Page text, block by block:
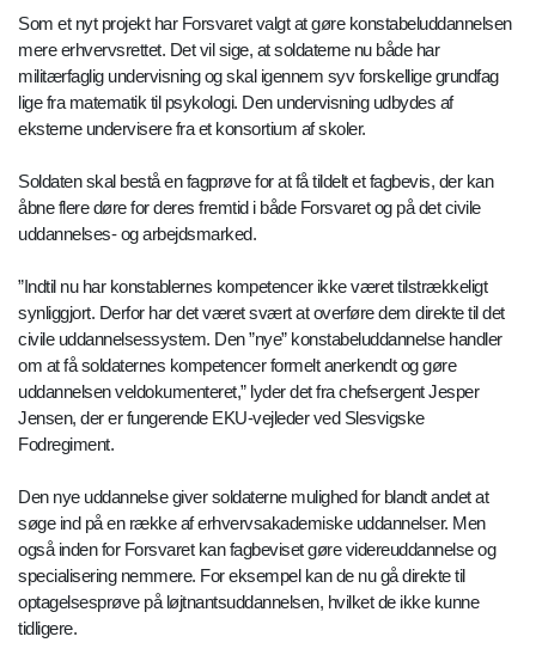
Som et nyt projekt har Forsvaret valgt at gøre konstabeluddannelsen
mere erhvervsrettet. Det vil sige, at soldaterne nu både har
militærfaglig undervisning og skal igennem syv forskellige grundfag
lige fra matematik til psykologi. Den undervisning udbydes af
eksterne undervisere fra et konsortium af skoler.
Soldaten skal bestå en fagprøve for at få tildelt et fagbevis, der kan
åbne flere døre for deres fremtid i både Forsvaret og på det civile
uddannelses- og arbejdsmarked.
”Indtil nu har konstablernes kompetencer ikke været tilstrækkeligt
synliggjort. Derfor har det været svært at overføre dem direkte til det
civile uddannelsessystem. Den ”nye” konstabeluddannelse handler
om at få soldaternes kompetencer formelt anerkendt og gøre
uddannelsen veldokumenteret,” lyder det fra chefsergent Jesper
Jensen, der er fungerende EKU-vejleder ved Slesvigske
Fodregiment.
Den nye uddannelse giver soldaterne mulighed for blandt andet at
søge ind på en række af erhvervsakademiske uddannelser. Men
også inden for Forsvaret kan fagbeviset gøre videreuddannelse og
specialisering nemmere. For eksempel kan de nu gå direkte til
optagelsesprøve på løjtnantsuddannelsen, hvilket de ikke kunne
tidligere.